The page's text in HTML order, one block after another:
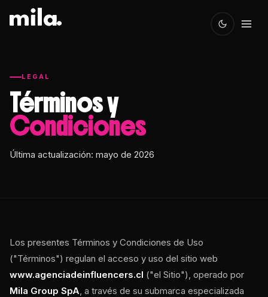
LEGAL
Términos y
Condiciones
Última actualización: mayo de 2026
Los presentes Términos y Condiciones de Uso
("Términos") regulan el acceso y uso del sitio web
www.agenciadeinfluencers.cl ("el Sitio"), operado por
Mila Group SpA, a través de su submarca especializada